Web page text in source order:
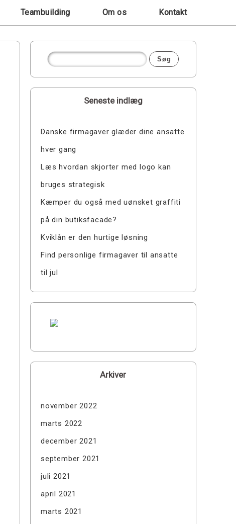
Teambuilding Om os Kontakt
Seneste indlæg
Danske firmagaver glæder dine ansatte
hver gang
Læs hvordan skjorter med logo kan
bruges strategisk
Kæmper du også med uønsket graffiti
på din butiksfacade?
Kviklån er den hurtige løsning
Find personlige firmagaver til ansatte
til jul
Arkiver
november 2022
marts 2022
december 2021
september 2021
juli 2021
april 2021
marts 2021